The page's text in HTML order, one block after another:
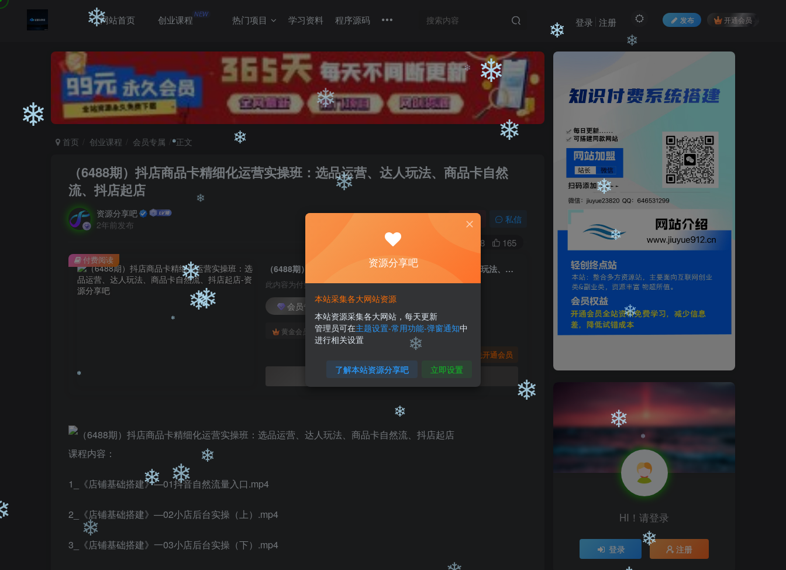
网站首页 创业课程 NEW 热门项目 学习资料 程序源码 发布 开通会员
登录 注册
首页 创业课程 会员专属 正文
（6488期）抖店商品卡精细化运营实操班：选品运营、达人玩法、商品卡自然
流、抖店起店
资源分享吧
2年前发布
关注 私信
768 165
（6488期）抖店商品卡精细化运营实操班：选品运营、达人玩法、商品卡自然流、抖店起店
此内容为付费阅读，请付费后查看
会员专属资源
黄金会员 免费 钻石会员免费
您暂无购买权限，请先开通会员
开通会员
付费阅读
课程内容：
1_《店铺基础搭建》—01抖音自然流量入口.mp4
2_《店铺基础搭建》—02小店后台实操（上）.mp4
3_《店铺基础搭建》一03小店后台实操（下）.mp4
HI！请登录
登录 注册
资源分享吧
本站采集各大网站资源
本站资源采集各大网站，每天更新
管理员可在主题设置-常用功能-弹窗通知中
进行相关设置
了解本站资源分享吧 立即设置
❄ ❄
❄
❄
❄
❄
❄ ❄
❄
❄
❄
❄
❄
❄
❄
❄ ❄
❄
❄